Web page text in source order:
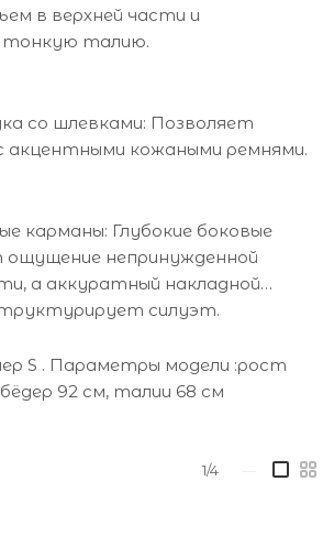
в верхней части и
тонкую талию.
со шлевками: Позволяет
акцентными кожаными ремнями.
карманы: Глубокие боковые
непринужденной
а аккуратный накладной
силуэт.
S . Параметры модели :рост
92 см, талии 68 см
1/4